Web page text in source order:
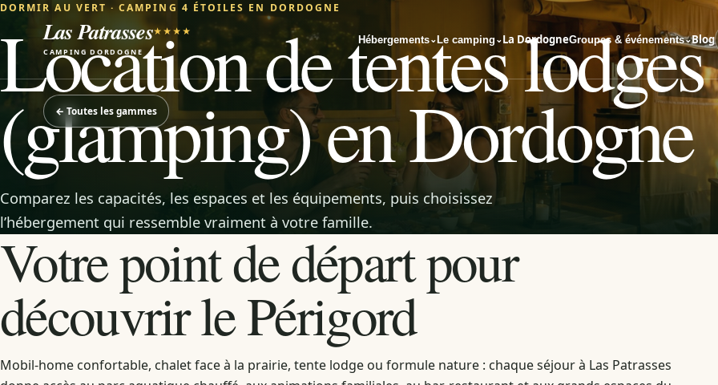
Las Patrasses★★★★
CAMPING DORDOGNE
Hébergements⌄Le camping ⌄La DordogneGroupes & événements⌄Blog
DORMIR AU VERT · CAMPING 4 ÉTOILES EN DORDOGNE
Location de tentes lodges
(glamping) en Dordogne
Comparez les capacités, les espaces et les équipements, puis choisissez
l’hébergement qui ressemble vraiment à votre famille.
←Toutes les gammes
Votre point de départ pour
découvrir le Périgord
Mobil-home confortable, chalet face à la prairie, tente lodge ou formule nature : chaque séjour à Las Patrasses